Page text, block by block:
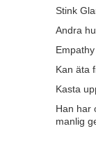
Stink
Andra
Kan äta
Kasta
Han har
manlig